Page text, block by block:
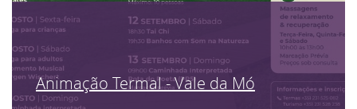
Animação Termal - Vale da Mó